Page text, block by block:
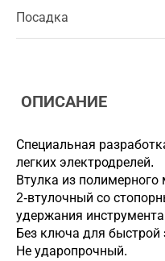
Посадка
ОПИСАНИЕ
Специальная
легких электродрелей.
Втулка из полимерного
2-втулочный со
удержания
Без ключа для
Не ударопрочный.